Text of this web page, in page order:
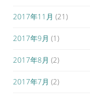
2017年11月 (21)
2017年9月 (1)
2017年8月 (2)
2017年7月 (2)